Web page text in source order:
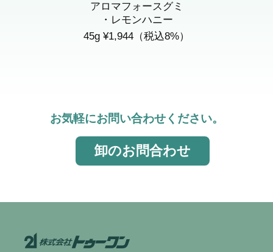
アロマフォースグミ
・レモンハニー
45g ¥1,944（税込8%）
お気軽にお問い合わせください。
卸のお問合わせ